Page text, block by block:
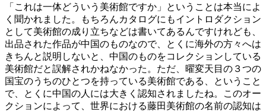
「これは一体どういう美術館ですか」ということは本当によ
く聞かれました。もちろんカタログにもイントロダクション
として美術館の成り立ちなどは書いてあるんですけれども、
出品された作品が中国のものなので、とくに海外の方々へは
きちんと説明しないと、中国のものをコレクションしている
美術館だと誤解されかねなかった。ただ、曜変天目の３つの
国宝のうちのひとつを持っている美術館である、ということ
で、とくに中国の人には大きく認知されましたね。このオー
クションによって、世界における藤田美術館の名前の認知は